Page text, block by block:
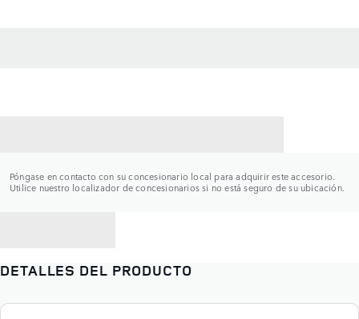
Póngase en contacto con su concesionario local para adquirir este accesorio.
Utilice nuestro localizador de concesionarios si no está seguro de su ubicación.
DETALLES DEL PRODUCTO